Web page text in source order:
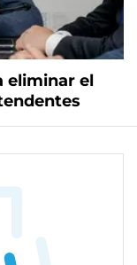
eliminar el